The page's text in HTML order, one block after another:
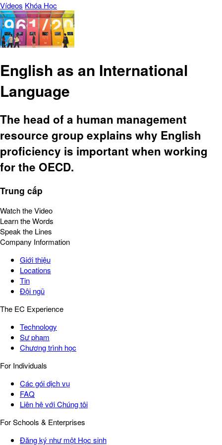
Vídeos Khóa Học
English as an International
Language
The head of a human management
resource group explains why English
proficiency is important when working
for the OECD.
Trung cấp
Watch the Video
Learn the Words
Speak the Lines
Company Information
Giới thiệu
Locations
Tin
Đội ngũ
The EC Experience
Technology
Sư phạm
Chương trình học
For Individuals
Các gói dịch vụ
FAQ
Liên hệ với Chúng tôi
For Schools & Enterprises
Đăng ký như một Học sinh